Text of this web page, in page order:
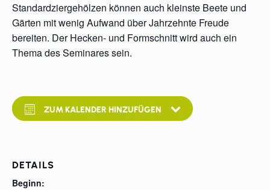
Standardziergehölzen können auch kleinste Beete und
Gärten mit wenig Aufwand über Jahrzehnte Freude
bereiten. Der Hecken- und Formschnitt wird auch ein
Thema des Seminares sein.
ZUM KALENDER HINZUFÜGEN
DETAILS
Beginn: